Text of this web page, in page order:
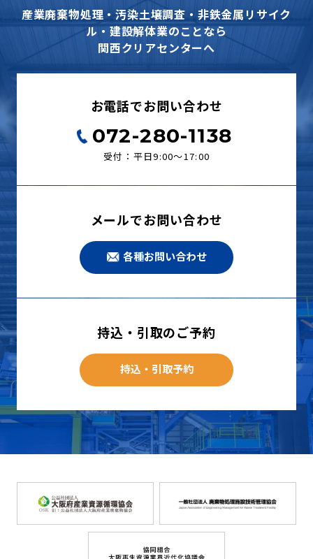
産業廃棄物処理・汚染土壌調査・非鉄金属リサイク
ル・建設解体業のことなら
関西クリアセンターへ
お電話でお問い合わせ
072-280-1138
受付：平日9:00〜17:00
メールでお問い合わせ
各種お問い合わせ
持込・引取のご予約
持込・引取予約